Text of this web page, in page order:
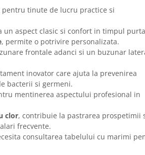
tinute de lucru practice si
un aspect clasic si confort in timpul
, permite o potrivire personalizata.
frontale adanci si un buzunar
inovator care ajuta la prevenirea
bacterii si germeni.
mentinerea aspectului profesional in
clor, contribuie la pastrarea prospetimii
frecvente.
consultarea tabelului cu marimi